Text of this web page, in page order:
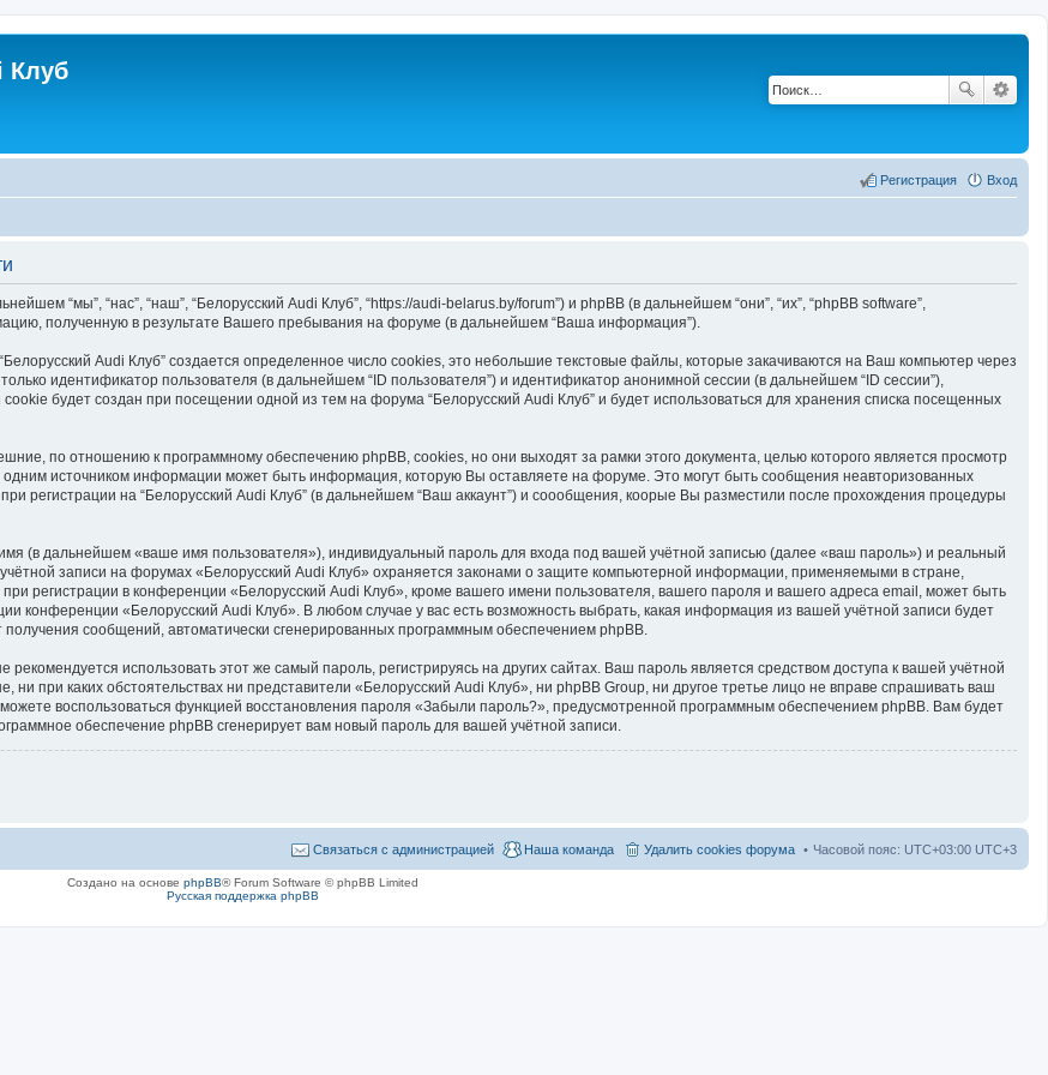
Клуб
Вход
Регистрация
“мы”, “нас”, “наш”, “Белорусский Audi Клуб”, “https://audi-belarus.by/forum”) и phpBB (в дальнейшем “они”, “их”, “phpBB software”,
полученную в результате Вашего пребывания на форуме (в дальнейшем “Ваша информация”).
Audi Клуб” создается определенное число cookies, это небольшие текстовые файлы, которые закачиваются на Ваш компьютер через
идентификатор пользователя (в дальнейшем “ID пользователя”) и идентификатор анонимной сессии (в дальнейшем “ID сессии”),
будет создан при посещении одной из тем на форума “Белорусский Audi Клуб” и будет использоваться для хранения списка посещенных
по отношению к программному обеспечению phpBB, cookies, но они выходят за рамки этого документа, целью которого является просмотр
источником информации может быть информация, которую Вы оставляете на форуме. Это могут быть сообщения неавторизованных
регистрации на “Белорусский Audi Клуб” (в дальнейшем “Ваш аккаунт”) и соообщения, коорые Вы разместили после прохождения процедуры
(в дальнейшем «ваше имя пользователя»), индивидуальный пароль для входа под вашей учётной записью (далее «ваш пароль») и реальный
записи на форумах «Белорусский Audi Клуб» охраняется законами о защите компьютерной информации, применяемыми в стране,
регистрации в конференции «Белорусский Audi Клуб», кроме вашего имени пользователя, вашего пароля и вашего адреса email, может быть
конференции «Белорусский Audi Клуб». В любом случае у вас есть возможность выбрать, какая информация из вашей учётной записи будет
получения сообщений, автоматически сгенерированных программным обеспечением phpBB.
использовать этот же самый пароль, регистрируясь на других сайтах. Ваш пароль является средством доступа к вашей учётной
при каких обстоятельствах ни представители «Белорусский Audi Клуб», ни phpBB Group, ни другое третье лицо не вправе спрашивать ваш
воспользоваться функцией восстановления пароля «Забыли пароль?», предусмотренной программным обеспечением phpBB. Вам будет
обеспечение phpBB сгенерирует вам новый пароль для вашей учётной записи.
Часовой пояс: UTC+03:00 UTC+3
Удалить cookies форума
Наша команда
Связаться с администрацией
Создано на основе phpBB® Forum Software © phpBB Limited
Русская поддержка phpBB